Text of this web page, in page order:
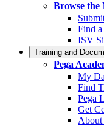
Browse the
Find a
ISV
Training and
Pega
My
Find
Pega
Get
About